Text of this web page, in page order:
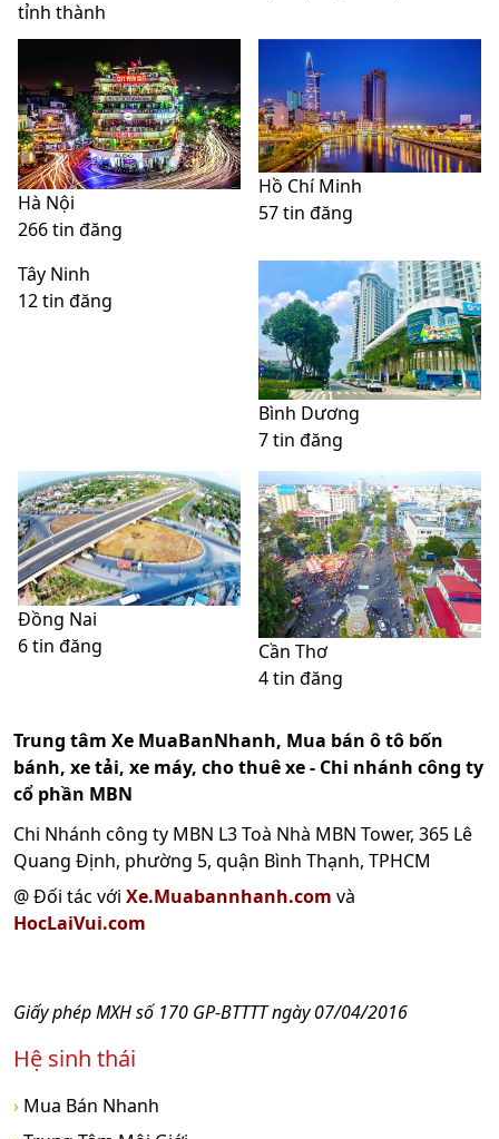
tỉnh thành
Hà Nội
266 tin đăng
Hồ Chí Minh
57 tin đăng
Tây Ninh
12 tin đăng
Bình Dương
7 tin đăng
Đồng Nai
6 tin đăng
Cần Thơ
4 tin đăng
Trung tâm Xe MuaBanNhanh, Mua bán ô tô bốn
bánh, xe tải, xe máy, cho thuê xe - Chi nhánh công ty
cổ phần MBN
Chi Nhánh công ty MBN L3 Toà Nhà MBN Tower, 365 Lê
Quang Định, phường 5, quận Bình Thạnh, TPHCM
@ Đối tác với Xe.Muabannhanh.com và
HocLaiVui.com
Giấy phép MXH số 170 GP-BTTTT ngày 07/04/2016
Hệ sinh thái
› Mua Bán Nhanh